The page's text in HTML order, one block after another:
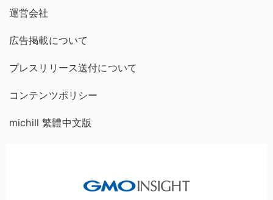
運営会社
広告掲載について
プレスリリース送付について
コンテンツポリシー
michill 繁體中文版